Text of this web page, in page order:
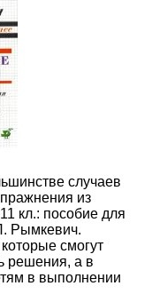
случаев
из
кл.: пособие для
Рымкевич.
смогут
решения, а в
в выполнении